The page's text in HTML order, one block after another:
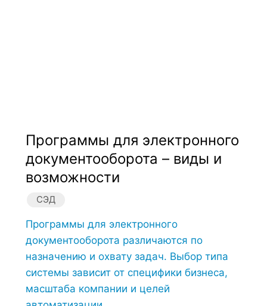
Программы для электронного
документооборота – виды и
возможности
СЭД
Программы для электронного
документооборота различаются по
назначению и охвату задач. Выбор типа
системы зависит от специфики бизнеса,
масштаба компании и целей